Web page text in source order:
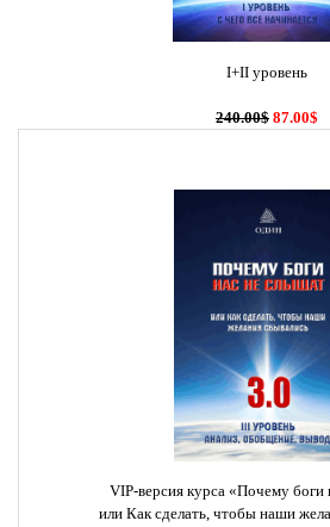
I+II уровень
240.00$ 87.00$
VIP-версия курса «Почему боги
или Как сделать, чтобы наши